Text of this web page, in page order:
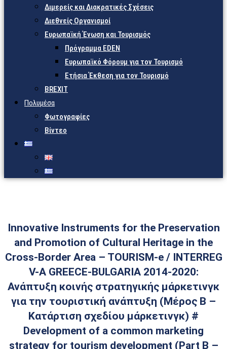
Διμερείς και Διακρατικές Σχέσεις
Διεθνείς Οργανισμοί
Ευρωπαϊκή Ένωση και Τουρισμός
Πρόγραμμα EDEN
Ευρωπαϊκό Φόρουμ για τον Τουρισμό
Ετήσια Έκθεση για τον Τουρισμό
BREXIT
Πολυμέσα
Φωτογραφίες
Βίντεο
Innovative Instruments for the Preservation
and Promotion of Cultural Heritage in the
Cross-Border Area – TOURISM-e / INTERREG
V-A GREECE-BULGARIA 2014-2020:
Ανάπτυξη κοινής στρατηγικής μάρκετινγκ
για την τουριστική ανάπτυξη (Μέρος Β –
Κατάρτιση σχεδίου μάρκετινγκ) #
Development of a common marketing
strategy for tourism development (Part B –